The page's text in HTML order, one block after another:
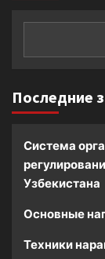
Последние
Система
Узбекистана
Основные
Техники